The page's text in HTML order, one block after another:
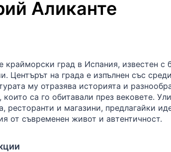
Аликанте
крайморски град в Испания, известен с
Центърът на града е изпълнен със
му отразява историята и
които са го обитавали през вековете.
ресторанти и магазини, предлагайки
от съвременен живот и автентичност.